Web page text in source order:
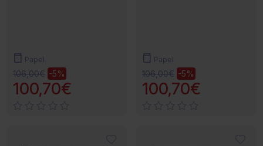
Papel
106,00€ -5%
100,70€
Papel
106,00€ -5%
100,70€